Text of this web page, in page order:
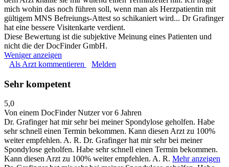
mich wohin das noch führen soll, wenn man als Herzpatientin mit
gültigem MNS Befreiungs-Attest so schikaniert wird... Dr Grafinger
hat eine bessere Visitenkarte verdient.
Diese Bewertung ist die subjektive Meinung eines Patienten und
nicht die der DocFinder GmbH.
Weniger anzeigen
Als Arzt kommentieren
Melden
Sehr kompetent
5,0
Von einem DocFinder Nutzervor 6 Jahren
Dr. Grafinger hat mir sehr bei meiner Spondylose geholfen. Habe
sehr schnell einen Termin bekommen. Kann diesen Arzt zu 100%
weiter empfehlen. A. R. Dr. Grafinger hat mir sehr bei meiner
Spondylose geholfen. Habe sehr schnell einen Termin bekommen.
Kann diesen Arzt zu 100% weiter empfehlen. A. R. Mehr anzeigen